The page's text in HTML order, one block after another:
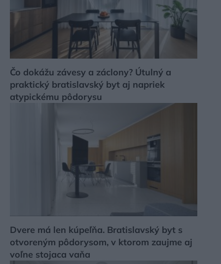
Čo dokážu závesy a záclony? Útulný a
praktický bratislavský byt aj napriek
atypickému pôdorysu
Dvere má len kúpeľňa. Bratislavský byt s
otvoreným pôdorysom, v ktorom zaujme aj
voľne stojaca vaňa